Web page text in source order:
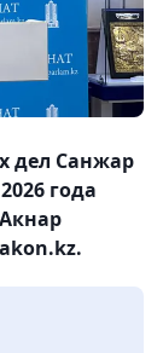
дел Санжар
года